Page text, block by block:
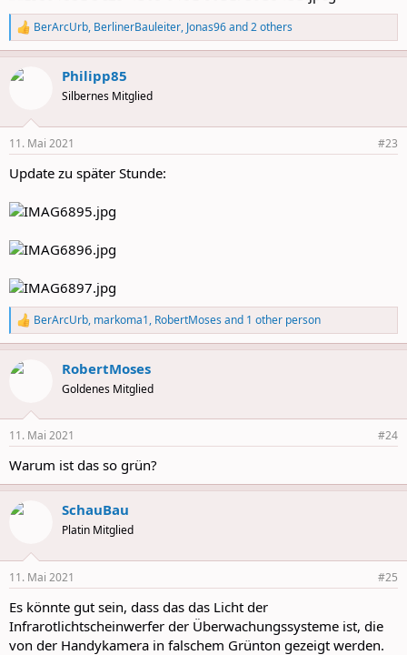
R
e
a
c
s
BerArcUrb, BerlinerBauleiter, Jonas96and 2 others
Philipp85
Silbernes Mitglied
11. Mai 2021 #23
Update zu später Stunde:
R
e
a
c
s
BerArcUrb, markoma1, RobertMoses and 1 other person
RobertMoses
Goldenes Mitglied
11. Mai 2021 #24
Warum ist das so grün?
SchauBau
Platin Mitglied
11. Mai 2021 #25
Es könnte gut sein, dass das das Licht der
Infrarotlichtscheinwerfer der Überwachungssysteme ist, die
von der Handykamera in falschem Grünton gezeigt werden.